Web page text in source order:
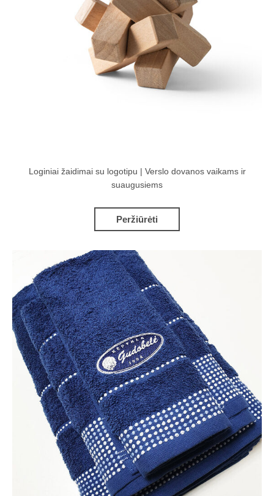
Loginiai žaidimai su logotipu | Verslo dovanos vaikams ir
suaugusiems
Peržiūrėti